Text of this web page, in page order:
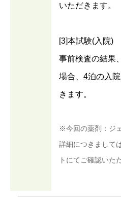
いただきます。
[3]本試験(入院)
事前検査の結果
場合、 4泊の入
きます。
※今回の薬剤：ジ
詳細につきまして
トにてご確認いた